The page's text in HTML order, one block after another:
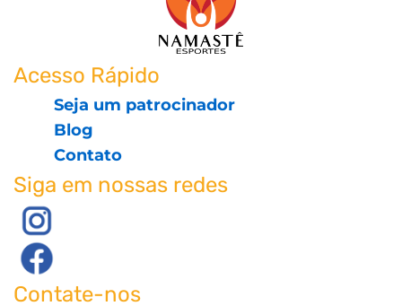
Acesso Rápido
Seja um patrocinador
Blog
Contato
Siga em nossas redes
Contate-nos